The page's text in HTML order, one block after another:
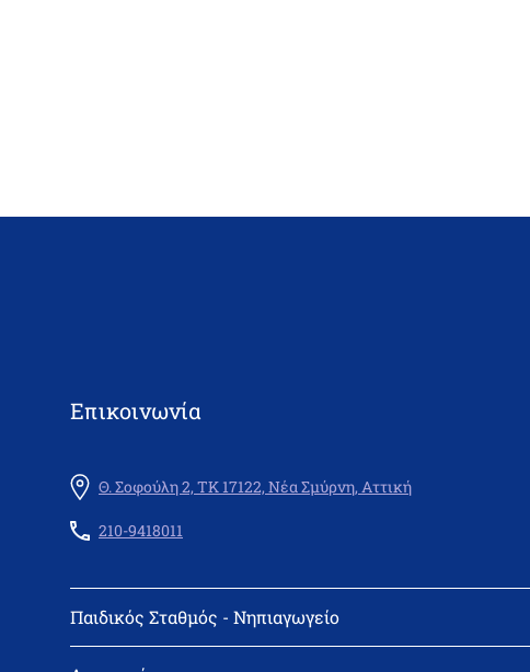
Επικοινωνία
Θ. Σοφούλη 2, ΤΚ 17122, Νέα Σμύρνη, Αττική
210-9418011
Παιδικός Σταθμός - Νηπιαγωγείο